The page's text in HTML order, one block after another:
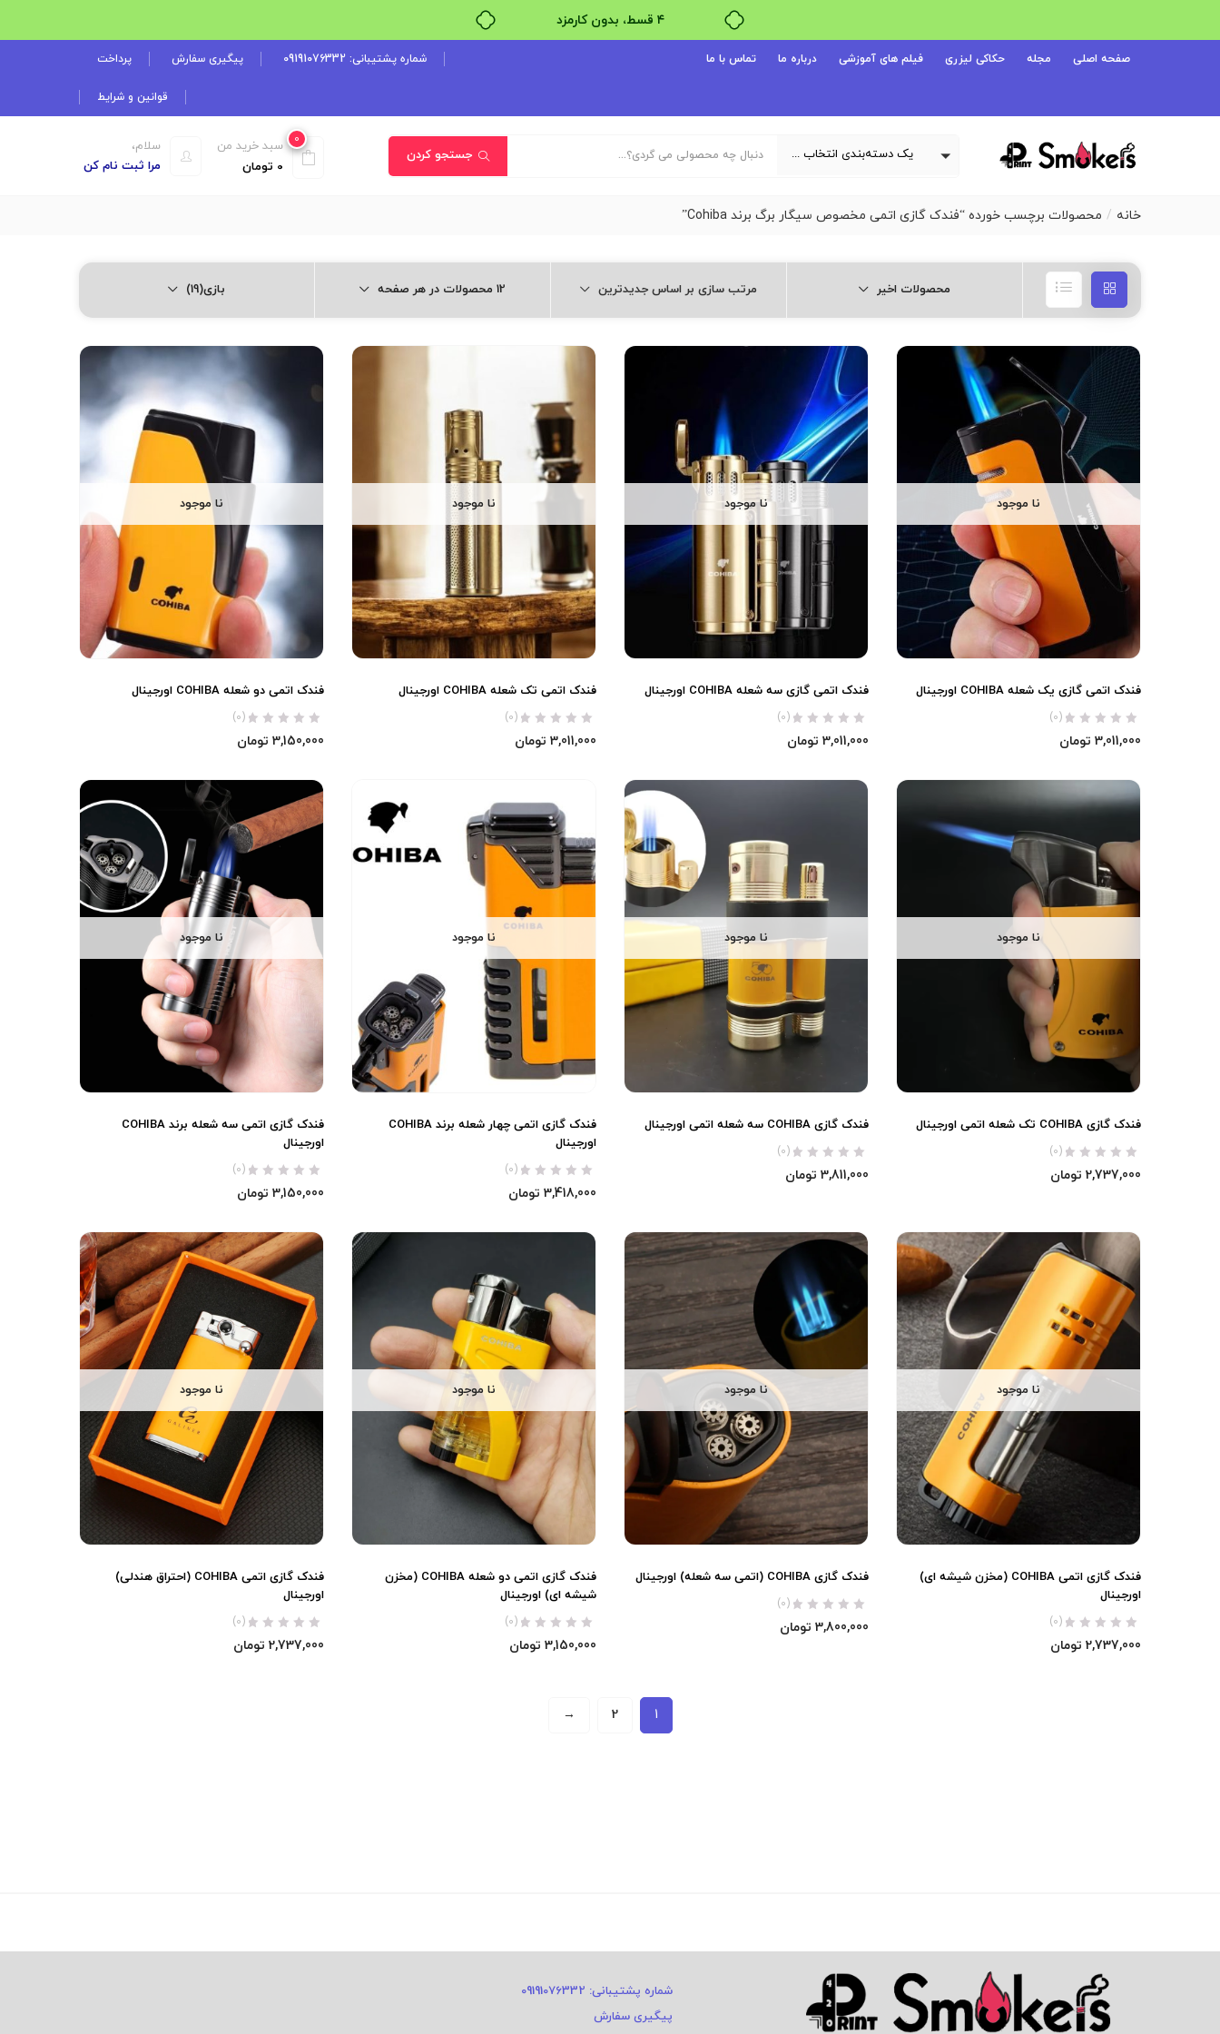
بدون ضامن، بدون سود
صفحه اصلی مجله حکاکی لیزری فیلم های آموزشی درباره ما تماس با ما شماره پشتیبانی: 09191076332 پیگیری سفارش پرداخت
قوانین و شرایط
یک دسته‌بندی انتخاب کنید جستجو کردن
سلام،
مرا ثبت نام کن
0
سبد خرید من
0 تومان
خانه محصولات برچسب خورده “فندک گازی اتمی مخصوص سیگار برگ برند Cohiba”
محصولات اخیر مرتب سازی بر اساس جدیدترین 12 محصولات در هر صفحه بازی(19)
نا موجود
فندک اتمی گازی یک شعله COHIBA اورجینال
(0)
3,011,000 تومان
نا موجود
فندک اتمی گازی سه شعله COHIBA اورجینال
(0)
3,011,000 تومان
نا موجود
فندک اتمی تک شعله COHIBA اورجینال
(0)
3,011,000 تومان
نا موجود
فندک اتمی دو شعله COHIBA اورجینال
(0)
3,150,000 تومان
نا موجود
فندک گازی COHIBA تک شعله اتمی اورجینال
(0)
2,737,000 تومان
نا موجود
فندک گازی COHIBA سه شعله اتمی اورجینال
(0)
3,811,000 تومان
نا موجود
فندک گازی اتمی چهار شعله برند COHIBA
اورجینال
(0)
3,418,000 تومان
نا موجود
فندک گازی اتمی سه شعله برند COHIBA
اورجینال
(0)
3,150,000 تومان
نا موجود
فندک گازی اتمی COHIBA (مخزن شیشه ای)
اورجینال
(0)
2,737,000 تومان
نا موجود
فندک گازی COHIBA (اتمی سه شعله) اورجینال
(0)
3,800,000 تومان
نا موجود
فندک گازی اتمی دو شعله COHIBA (مخزن
شیشه ای) اورجینال
(0)
3,150,000 تومان
نا موجود
فندک گازی اتمی COHIBA (احتراق هندلی)
اورجینال
(0)
2,737,000 تومان
1
2
→
شماره پشتیبانی: 09191076332
پیگیری سفارش